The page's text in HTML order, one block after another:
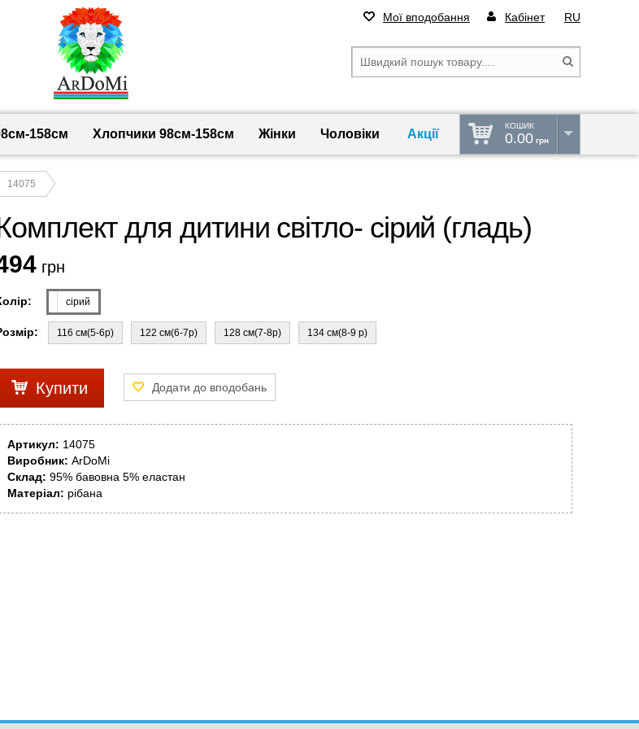
Мої вподобання Кабінет RU
158см Хлопчики 98см-158см Жінки Чоловіки Акції
КОШИК
0.00 грн
14075
для дитини світло- сірий (гладь)
грн
сірий
116 см(5-6р) 122 см(6-7р) 128 см(7-8р) 134 см(8-9 р)
Купити
Артикул: 14075
Виробник: ArDoMi
Склад: 95% бавовна 5% еластан
Матеріал: рібана